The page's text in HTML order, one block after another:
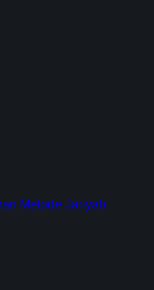
Metode Jariyah